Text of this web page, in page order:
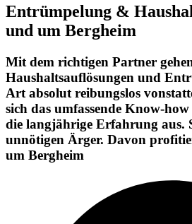
Entrümpelung &
und um Bergheim
Mit dem richtigen Partner
Haushaltsauflösungen und
Art absolut reibungslos
sich das umfassende Know-
die langjährige Erfahrung aus.
unnötigen Ärger. Davon
um Bergheim